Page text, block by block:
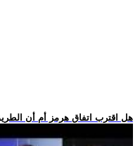
.. هل اقترب اتفاق هرمز أم أن